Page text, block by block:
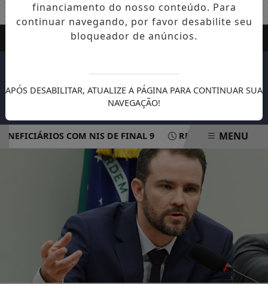
COM NIS DE FINAL 9 REDE ELÉTRICA MAIS
MENU
financiamento do nosso conteúdo. Para
continuar navegando, por favor desabilite seu
bloqueador de anúncios.
APÓS DESABILITAR, ATUALIZE A PÁGINA PARA CONTINUAR SUA
NAVEGAÇÃO!